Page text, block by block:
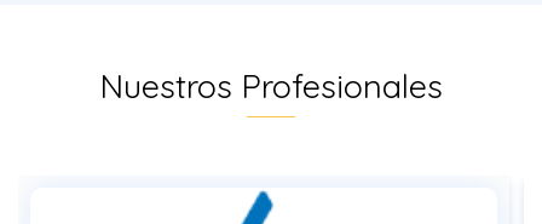
Nuestros Profesionales